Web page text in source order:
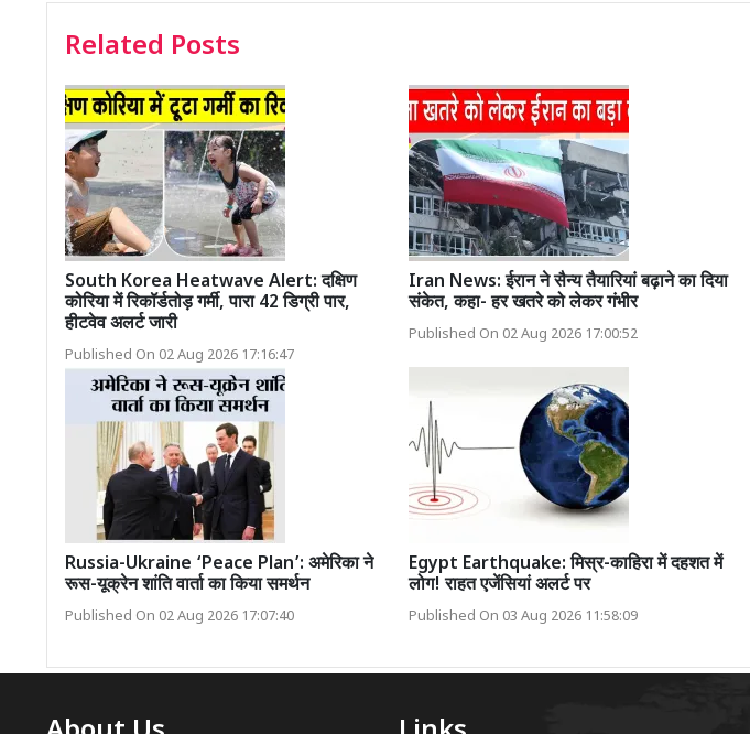
Related Posts
South Korea Heatwave Alert: दक्षिण
कोरिया में रिकॉर्डतोड़ गर्मी, पारा 42 डिग्री पार,
हीटवेव अलर्ट जारी
Published On 02 Aug 2026 17:16:47
Iran News: ईरान ने सैन्य तैयारियां बढ़ाने का दिया
संकेत, कहा- हर खतरे को लेकर गंभीर
Published On 02 Aug 2026 17:00:52
Russia-Ukraine ‘Peace Plan’: अमेरिका ने
रूस-यूक्रेन शांति वार्ता का किया समर्थन
Published On 02 Aug 2026 17:07:40
Egypt Earthquake: मिस्र-काहिरा में दहशत में
लोग! राहत एजेंसियां अलर्ट पर
Published On 03 Aug 2026 11:58:09